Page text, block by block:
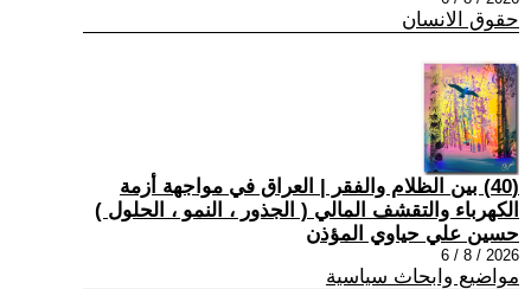
حقوق الانسان
(40) بين الظلام والفقر | العراق في مواجهة أزمة
الكهرباء والتقشف المالي ( الجذور ، النمو ، الحلول )
حسين علي حياوي المؤذن
2026 / 8 / 6
مواضيع وابحاث سياسية